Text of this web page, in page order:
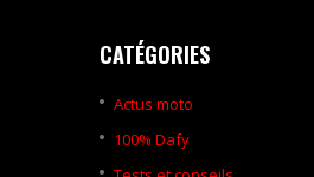
CATÉGORIES
Actus moto
100% Dafy